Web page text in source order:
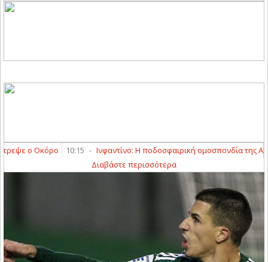
ο Οκόρο 10:15 -
Ινφαντίνο: Η ποδοσφαιρική ομοσπονδία της
Διαβάστε περισσότερα